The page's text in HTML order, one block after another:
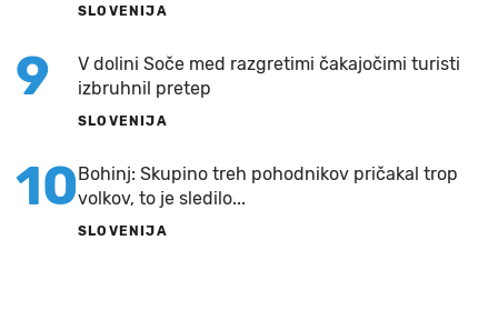
SLOVENIJA
9
V dolini Soče med razgretimi čakajočimi turisti
izbruhnil pretep
SLOVENIJA
10Bohinj: Skupino treh pohodnikov pričakal trop
volkov, to je sledilo...
SLOVENIJA